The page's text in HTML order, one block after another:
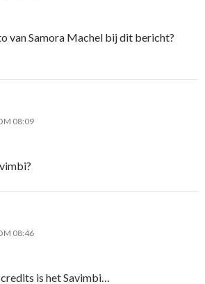
van Samora Machel bij dit bericht?
08:09
08:46
is het Savimbi…